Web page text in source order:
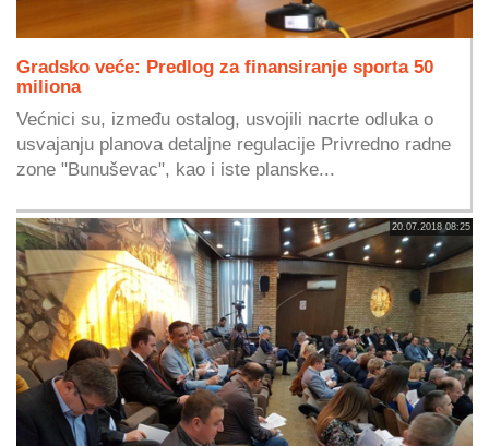
Gradsko veće: Predlog za finansiranje sporta 50
miliona
Većnici su, između ostalog, usvojili nacrte odluka o
usvajanju planova detaljne regulacije Privredno radne
zone "Bunuševac", kao i iste planske...
20.07.2018 08:25